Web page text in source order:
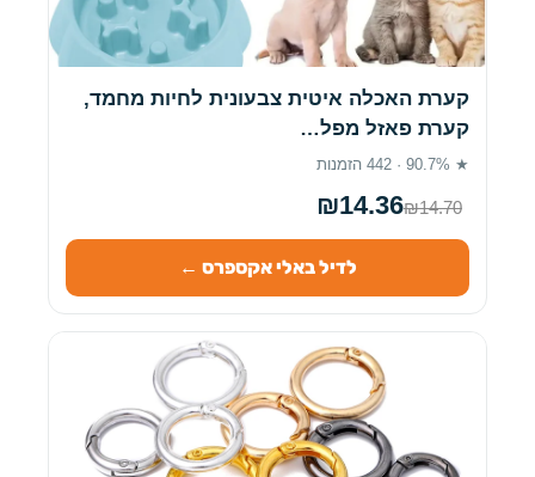
קערת האכלה איטית צבעונית לחיות מחמד,
קערת פאזל מפל…
★ 90.7% · 442 הזמנות
₪14.36₪14.70
לדיל באלי אקספרס ←